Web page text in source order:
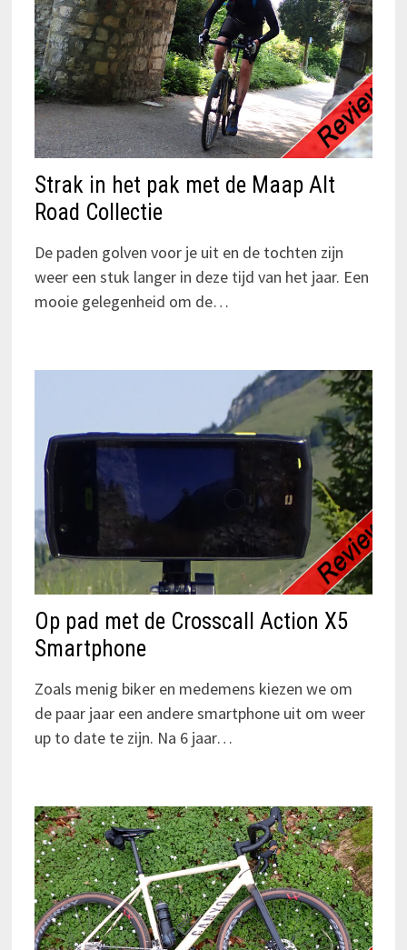
Strak in het pak met de Maap Alt
Road Collectie
De paden golven voor je uit en de tochten zijn
weer een stuk langer in deze tijd van het jaar. Een
mooie gelegenheid om de…
Op pad met de Crosscall Action X5
Smartphone
Zoals menig biker en medemens kiezen we om
de paar jaar een andere smartphone uit om weer
up to date te zijn. Na 6 jaar…